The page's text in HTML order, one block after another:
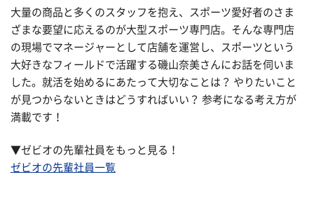
大量の商品と多くのスタッフを抱え、スポーツ愛好者のさま
ざまな要望に応えるのが大型スポーツ専門店。そんな専門店
の現場でマネージャーとして店舗を運営し、スポーツという
大好きなフィールドで活躍する磯山奈美さんにお話を伺いま
した。就活を始めるにあたって大切なことは？ やりたいこと
が見つからないときはどうすればいい？ 参考になる考え方が
満載です！
▼ゼビオの先輩社員をもっと見る！
ゼビオの先輩社員一覧